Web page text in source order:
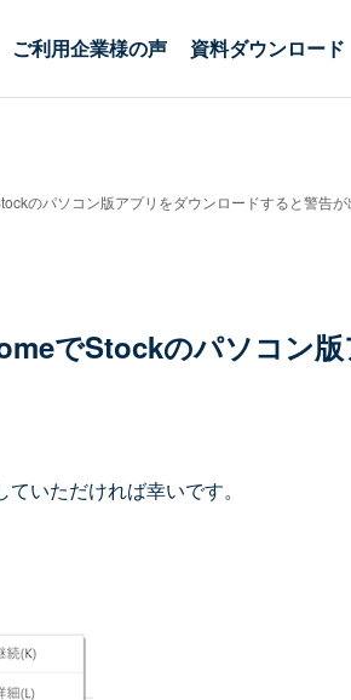
ご利用企業様の声 資料ダウンロード
のパソコン版アプリをダウンロードすると警告が
でStockのパソコン
いただければ幸いです。